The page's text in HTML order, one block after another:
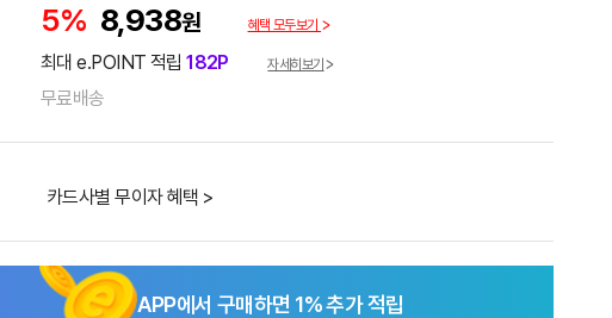
5% 8,938원 혜택 모두보기
최대 e.POINT 적립182P 자세히보기
무료배송
카드사별 무이자 혜택 >
APP에서 구매하면 1% 추가 적립